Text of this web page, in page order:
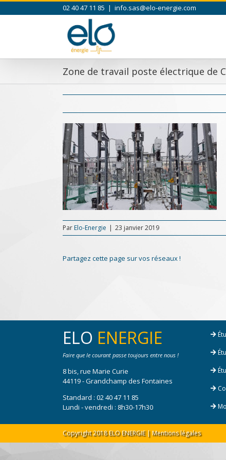
Skip
to
02 40 47 11 85 | info.sas@elo-energie.com
Zone de travail poste électrique de
ParElo-Energie | 23 janvier 2019
Partagez cette page sur vos réseaux !
ELO ENERGIE
Faire que le courant passe toujours entre nous !
8 bis, rue Marie Curie
44119 - Grandchamp des Fontaines
Standard : 02 40 47 11 85
Lundi - vendredi : 8h30-17h30
Copyright 2018 ELO ENERGIE |Mentions légales